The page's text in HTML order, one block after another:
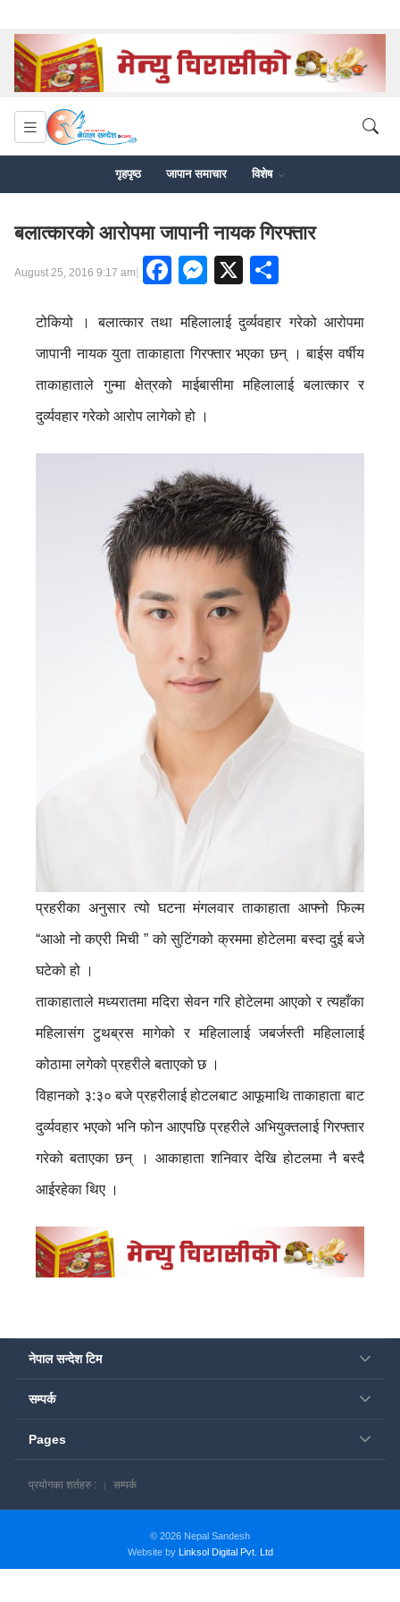
गृहपृष्ठ जापान समाचार विशेष
बलात्कारको आरोपमा जापानी नायक गिरफ्तार
August 25, 2016 9:17 am| Facebook
Messenger
X
टोकियो । बलात्कार तथा महिलालाई दुर्व्यवहार गरेको आरोपमा
जापानी नायक युता ताकाहाता गिरफ्तार भएका छन् । बाईस वर्षीय
ताकाहाताले गुन्मा क्षेत्रको माईबासीमा महिलालाई बलात्कार र
दुर्व्यवहार गरेको आरोप लागेको हो ।
प्रहरीका अनुसार त्यो घटना मंगलवार ताकाहाता आफ्नो फिल्म
“आओ नो कएरी मिची ” को सुटिंगको क्रममा होटेलमा बस्दा दुई बजे
घटेको हो ।
ताकाहाताले मध्यरातमा मदिरा सेवन गरि होटेलमा आएको र त्यहाँका
महिलासंग टुथब्रस मागेको र महिलालाई जबर्जस्ती महिलालाई
कोठामा लगेको प्रहरीले बताएको छ ।
विहानको ३:३० बजे प्रहरीलाई होटलबाट आफूमाथि ताकाहाता बाट
दुर्व्यवहार भएको भनि फोन आएपछि प्रहरीले अभियुक्तलाई गिरफ्तार
गरेको बताएका छन् । आकाहाता शनिवार देखि होटलमा नै बस्दै
आईरहेका थिए ।
नेपाल सन्देश टिम
सम्पर्क
Pages
प्रयोगका शर्तहरु : सम्पर्क
© 2026 Nepal Sandesh
Website by Linksol Digital Pvt. Ltd